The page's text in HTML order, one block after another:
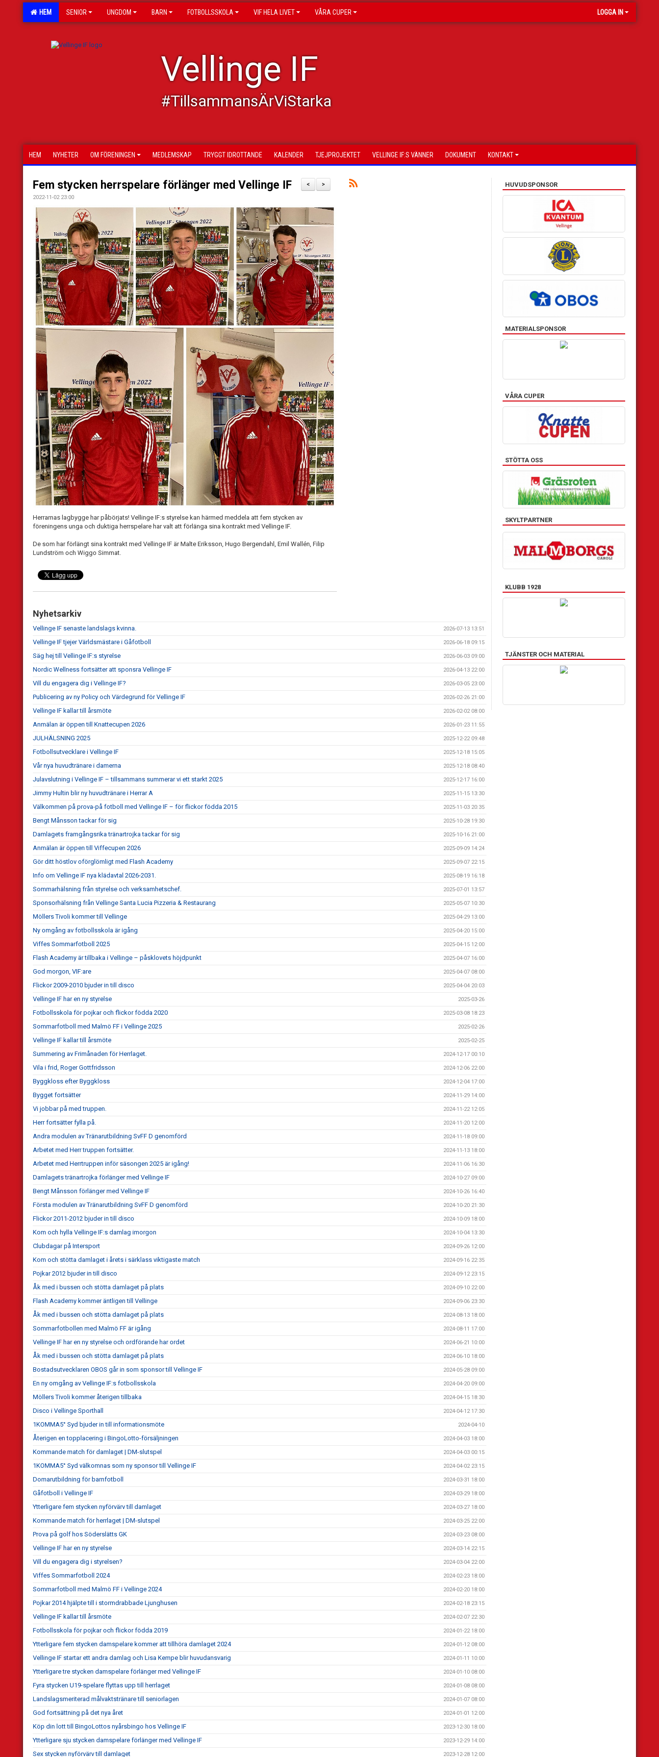
HEM SENIOR UNGDOM BARN FOTBOLLSSKOLA VIF HELA LIVET VÅRA CUPER LOGGA IN
Vellinge IF
#TillsammansÄrViStarka
HEM NYHETER OM FÖRENINGEN MEDLEMSKAP TRYGGT IDROTTANDE KALENDER TJEJPROJEKTET VELLINGE IF:S VÄNNER DOKUMENT KONTAKT
>
<
Fem stycken herrspelare förlänger med Vellinge IF
2022-11-02 23:00
Herrarnas lagbygge har påbörjats! Vellinge IF:s styrelse kan härmed meddela att fem stycken av
föreningens unga och duktiga herrspelare har valt att förlänga sina kontrakt med Vellinge IF.
De som har förlängt sina kontrakt med Vellinge IF är Malte Eriksson, Hugo Bergendahl, Emil Wallén, Filip
Lundström och Wiggo Simmat.
Nyhetsarkiv
Vellinge IF senaste landslags kvinna. 2026-07-13 13:51
Vellinge IF tjejer Världsmästare i Gåfotboll 2026-06-18 09:15
Säg hej till Vellinge IF:s styrelse 2026-06-03 09:00
Nordic Wellness fortsätter att sponsra Vellinge IF 2026-04-13 22:00
Vill du engagera dig i Vellinge IF? 2026-03-05 23:00
Publicering av ny Policy och Värdegrund för Vellinge IF 2026-02-26 21:00
Vellinge IF kallar till årsmöte 2026-02-02 08:00
Anmälan är öppen till Knattecupen 2026 2026-01-23 11:55
JULHÄLSNING 2025 2025-12-22 09:48
Fotbollsutvecklare i Vellinge IF 2025-12-18 15:05
Vår nya huvudtränare i damerna 2025-12-18 08:40
Julavslutning i Vellinge IF – tillsammans summerar vi ett starkt 2025 2025-12-17 16:00
Jimmy Hultin blir ny huvudtränare i Herrar A 2025-11-15 13:30
Välkommen på prova-på fotboll med Vellinge IF – för flickor födda 2015 2025-11-03 20:35
Bengt Månsson tackar för sig 2025-10-28 19:30
Damlagets framgångsrika tränartrojka tackar för sig 2025-10-16 21:00
Anmälan är öppen till Viffecupen 2026 2025-09-09 14:24
Gör ditt höstlov oförglömligt med Flash Academy 2025-09-07 22:15
Info om Vellinge IF nya klädavtal 2026-2031. 2025-08-19 16:18
Sommarhälsning från styrelse och verksamhetschef. 2025-07-01 13:57
Sponsorhälsning från Vellinge Santa Lucia Pizzeria & Restaurang 2025-05-07 10:30
Möllers Tivoli kommer till Vellinge 2025-04-29 13:00
Ny omgång av fotbollsskola är igång 2025-04-20 15:00
Viffes Sommarfotboll 2025 2025-04-15 12:00
Flash Academy är tillbaka i Vellinge – påsklovets höjdpunkt 2025-04-07 16:00
God morgon, VIF:are 2025-04-07 08:00
Flickor 2009-2010 bjuder in till disco 2025-04-04 20:03
Vellinge IF har en ny styrelse 2025-03-26
Fotbollsskola för pojkar och flickor födda 2020 2025-03-08 18:23
Sommarfotboll med Malmö FF i Vellinge 2025 2025-02-26
Vellinge IF kallar till årsmöte 2025-02-25
Summering av Frimånaden för Herrlaget. 2024-12-17 00:10
Vila i frid, Roger Gottfridsson 2024-12-06 22:00
Byggkloss efter Byggkloss 2024-12-04 17:00
Bygget fortsätter 2024-11-29 14:00
Vi jobbar på med truppen. 2024-11-22 12:05
Herr fortsätter fylla på. 2024-11-20 12:00
Andra modulen av Tränarutbildning SvFF D genomförd 2024-11-18 09:00
Arbetet med Herr truppen fortsätter. 2024-11-13 18:00
Arbetet med Herrtruppen inför säsongen 2025 är igång! 2024-11-06 16:30
Damlagets tränartrojka förlänger med Vellinge IF 2024-10-27 09:00
Bengt Månsson förlänger med Vellinge IF 2024-10-26 16:40
Första modulen av Tränarutbildning SvFF D genomförd 2024-10-20 21:30
Flickor 2011-2012 bjuder in till disco 2024-10-09 18:00
Kom och hylla Vellinge IF:s damlag imorgon 2024-10-04 13:30
Clubdagar på Intersport 2024-09-26 12:00
Kom och stötta damlaget i årets i särklass viktigaste match 2024-09-16 22:35
Pojkar 2012 bjuder in till disco 2024-09-12 23:15
Åk med i bussen och stötta damlaget på plats 2024-09-10 22:00
Flash Academy kommer äntligen till Vellinge 2024-09-06 23:30
Åk med i bussen och stötta damlaget på plats 2024-08-13 18:00
Sommarfotbollen med Malmö FF är igång 2024-08-11 17:00
Vellinge IF har en ny styrelse och ordförande har ordet 2024-06-21 10:00
Åk med i bussen och stötta damlaget på plats 2024-06-10 18:00
Bostadsutvecklaren OBOS går in som sponsor till Vellinge IF 2024-05-28 09:00
En ny omgång av Vellinge IF:s fotbollsskola 2024-04-20 09:00
Möllers Tivoli kommer återigen tillbaka 2024-04-15 18:30
Disco i Vellinge Sporthall 2024-04-12 17:30
1KOMMA5° Syd bjuder in till informationsmöte 2024-04-10
Återigen en topplacering i BingoLotto-försäljningen 2024-04-03 18:00
Kommande match för damlaget | DM-slutspel 2024-04-03 00:15
1KOMMA5° Syd välkomnas som ny sponsor till Vellinge IF 2024-04-02 23:15
Domarutbildning för barnfotboll 2024-03-31 18:00
Gåfotboll i Vellinge IF 2024-03-29 18:00
Ytterligare fem stycken nyförvärv till damlaget 2024-03-27 18:00
Kommande match för herrlaget | DM-slutspel 2024-03-25 22:00
Prova på golf hos Söderslätts GK 2024-03-23 08:00
Vellinge IF har en ny styrelse 2024-03-14 22:15
Vill du engagera dig i styrelsen? 2024-03-04 22:00
Viffes Sommarfotboll 2024 2024-02-23 18:00
Sommarfotboll med Malmö FF i Vellinge 2024 2024-02-20 18:00
Pojkar 2014 hjälpte till i stormdrabbade Ljunghusen 2024-02-18 23:15
Vellinge IF kallar till årsmöte 2024-02-07 22:30
Fotbollsskola för pojkar och flickor födda 2019 2024-01-22 18:00
Ytterligare fem stycken damspelare kommer att tillhöra damlaget 2024 2024-01-12 08:00
Vellinge IF startar ett andra damlag och Lisa Kempe blir huvudansvarig 2024-01-11 10:00
Ytterligare tre stycken damspelare förlänger med Vellinge IF 2024-01-10 08:00
Fyra stycken U19-spelare flyttas upp till herrlaget 2024-01-08 08:00
Landslagsmeriterad målvaktstränare till seniorlagen 2024-01-07 08:00
God fortsättning på det nya året 2024-01-01 12:00
Köp din lott till BingoLottos nyårsbingo hos Vellinge IF 2023-12-30 18:00
Ytterligare sju stycken damspelare förlänger med Vellinge IF 2023-12-29 14:00
Sex stycken nyförvärv till damlaget 2023-12-28 12:00
HUVUDSPONSOR
MATERIALSPONSOR
VÅRA CUPER
STÖTTA OSS
SKYLTPARTNER
KLUBB 1928
TJÄNSTER OCH MATERIAL